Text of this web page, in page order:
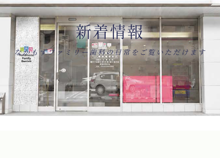
コ
ン
テ
ン
で
す
新着情報
なかもずファミリー歯科の日常をご覧いただけます